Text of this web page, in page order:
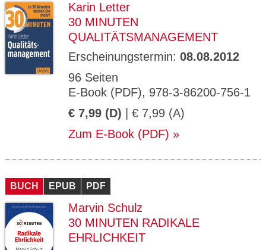
Karin Letter
30 MINUTEN
QUALITÄTSMANAGEMENT
Erscheinungstermin: 08.08.2012
96 Seiten
E-Book (PDF), 978-3-86200-756-1
€ 7,99 (D) | € 7,99 (A)
Zum E-Book (PDF)
BUCH EPUB PDF
Marvin Schulz
30 MINUTEN RADIKALE
EHRLICHKEIT